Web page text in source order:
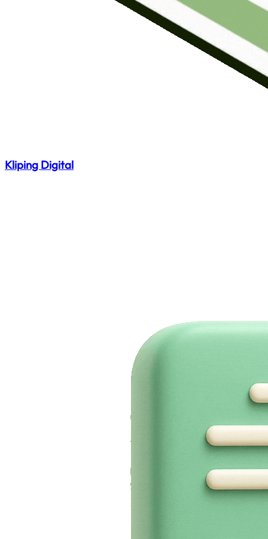
Kliping Digital